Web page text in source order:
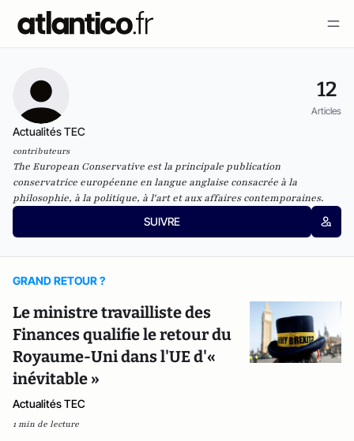
12
Articles
Actualités TEC
contributeurs
The European Conservative est la principale publication
conservatrice européenne en langue anglaise consacrée à la
philosophie, à la politique, à l'art et aux affaires contemporaines.
SUIVRE
GRAND RETOUR ?
Le ministre travailliste des
Finances qualifie le retour du
Royaume-Uni dans l'UE d'«
inévitable »
Actualités TEC
1 min de lecture